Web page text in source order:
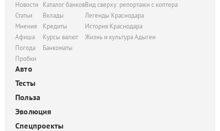
Новости
Статьи
Мнения
Афиша
Погода
Пробки
Каталог банков
Вклады
Кредиты
Курсы валют
Банкоматы
Вид сверху: репортажи с коптера
Легенды Краснодара
История Краснодара
Жизнь и культура Адыгеи
Авто
Тесты
Польза
Эволюция
Спецпроекты